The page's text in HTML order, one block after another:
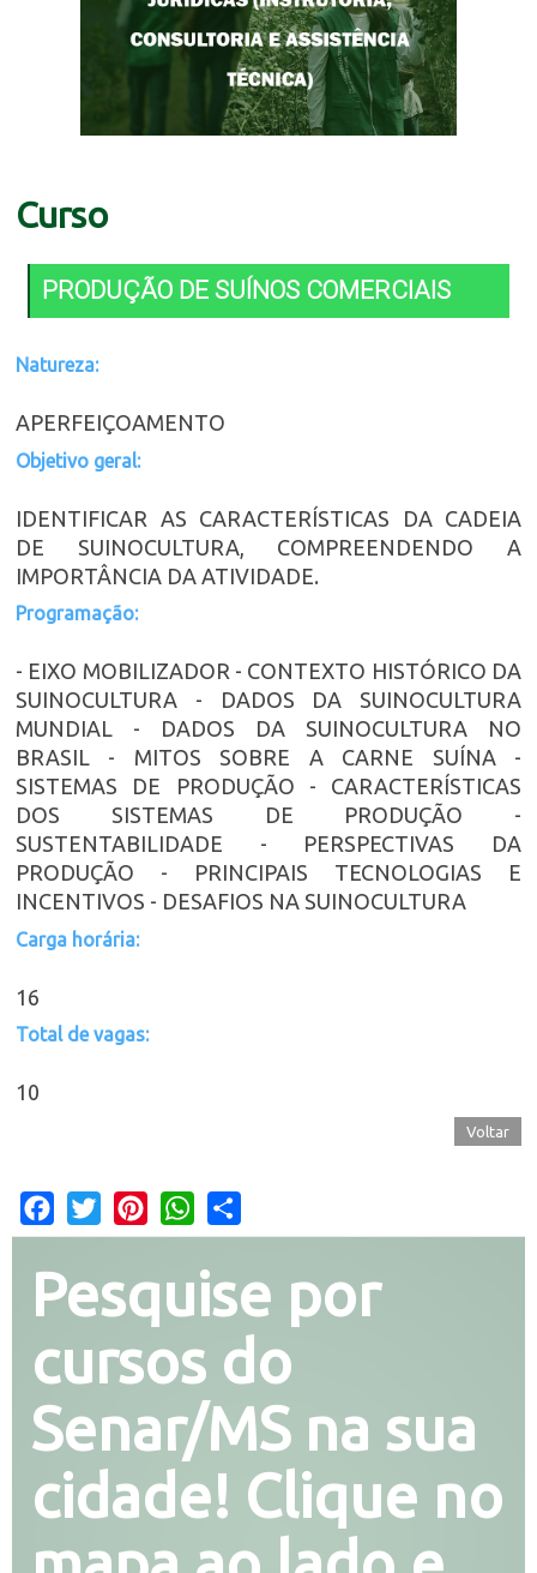
Curso
PRODUÇÃO DE SUÍNOS COMERCIAIS
Natureza:
APERFEIÇOAMENTO
Objetivo geral:
IDENTIFICAR AS CARACTERÍSTICAS DA CADEIA
DE SUINOCULTURA, COMPREENDENDO A
IMPORTÂNCIA DA ATIVIDADE.
Programação:
- EIXO MOBILIZADOR - CONTEXTO HISTÓRICO DA
SUINOCULTURA - DADOS DA SUINOCULTURA
MUNDIAL - DADOS DA SUINOCULTURA NO
BRASIL - MITOS SOBRE A CARNE SUÍNA -
SISTEMAS DE PRODUÇÃO - CARACTERÍSTICAS
DOS SISTEMAS DE PRODUÇÃO -
SUSTENTABILIDADE - PERSPECTIVAS DA
PRODUÇÃO - PRINCIPAIS TECNOLOGIAS E
INCENTIVOS - DESAFIOS NA SUINOCULTURA
Carga horária:
16
Total de vagas:
10
Voltar
Facebook
Twitter PinterestWhatsApp
Pesquise por
cursos do
Senar/MS na sua
cidade! Clique no